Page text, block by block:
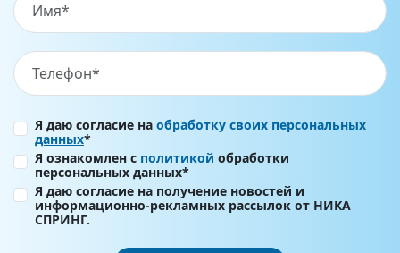
Я даю согласие на обработку своих персональных
данных*
Я ознакомлен с политикой обработки
персональных данных*
Я даю согласие на получение новостей и
информационно-рекламных рассылок от НИКА
СПРИНГ.